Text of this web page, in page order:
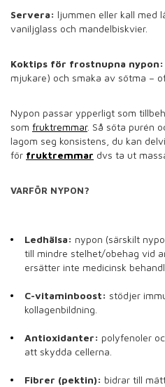
Servera: ljummen eller kall med
vaniljglass och mandelbiskvier.
Koktips för frostnupna nypon:
mjukare) och smaka av sötma –
Nypon passar ypperligt som
som fruktremmar. Så söta purén
lagom seg konsistens, du kan
för fruktremmar dvs ta ut
VARFÖR NYPON?
Ledhälsa: nypon (särskilt
till mindre stelhet/obehag vid
ersätter inte medicinsk
C-vitaminboost: stödjer
kollagenbildning.
Antioxidanter: polyfenoler
att skydda cellerna.
Fibrer (pektin): bidrar till